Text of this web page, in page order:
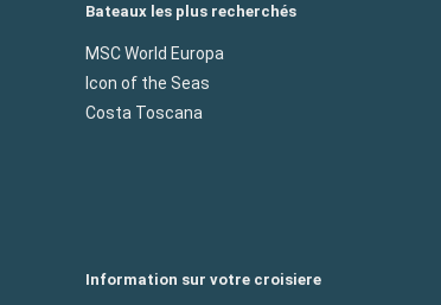
Bateaux les plus recherchés
MSC World Europa
Icon of the Seas
Costa Toscana
Information sur votre croisiere